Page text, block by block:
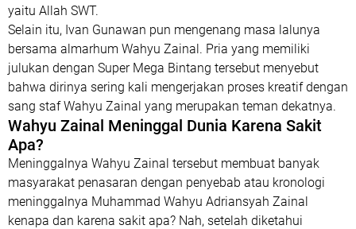
yaitu Allah SWT.
Selain itu, Ivan Gunawan pun mengenang masa lalunya
bersama almarhum Wahyu Zainal. Pria yang memiliki
julukan dengan Super Mega Bintang tersebut menyebut
bahwa dirinya sering kali mengerjakan proses kreatif dengan
sang staf Wahyu Zainal yang merupakan teman dekatnya.
Wahyu Zainal Meninggal Dunia Karena Sakit
Apa?
Meninggalnya Wahyu Zainal tersebut membuat banyak
masyarakat penasaran dengan penyebab atau kronologi
meninggalnya Muhammad Wahyu Adriansyah Zainal
kenapa dan karena sakit apa? Nah, setelah diketahui